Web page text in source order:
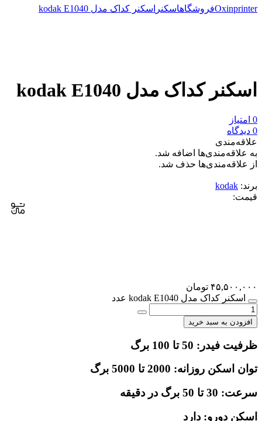
Oxinprinterفروشگاهاسکنر اسکنر کداک مدل kodak E1040
اسکنر کداک مدل kodak E1040
0 امتیاز
0 دیدگاه
علاقه‌مندی
به علاقه‌مندی‌ها اضافه شد.
از علاقه‌مندی‌ها حذف شد.
برند: kodak
قیمت:
۴۵,۵۰۰,۰۰۰ تومان
اسکنر کداک مدل kodak E1040 عدد
افزودن به سبد خرید
ظرفیت فیدر: 50 تا 100 برگ
توان اسکن روزانه: 2000 تا 5000 برگ
سرعت: 30 تا 50 برگ در دقیقه
اسکن دورو: دارد